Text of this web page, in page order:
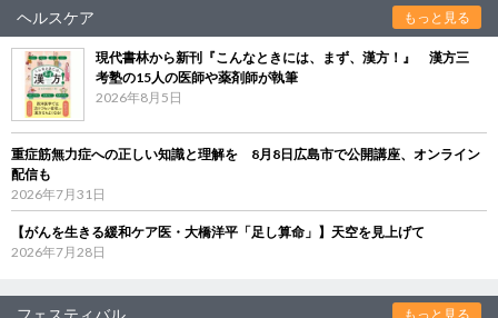
ヘルスケア もっと見る
現代書林から新刊『こんなときには、まず、漢方！』 漢方三
考塾の15人の医師や薬剤師が執筆
2026年8月5日
重症筋無力症への正しい知識と理解を 8月8日広島市で公開講座、オンライン
配信も
2026年7月31日
【がんを生きる緩和ケア医・大橋洋平「足し算命」】天空を見上げて
2026年7月28日
もっと見る